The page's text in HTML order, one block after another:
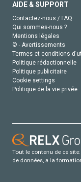
AIDE & SUPPORT
Contactez-nous / FAQ
Qui sommes-nous ?
Mentions légales
© - Avertissements
Termes et conditions
Politique rédactionnelle
Politique publicitaire
Cookie settings
Politique de la vie privée
Tout le contenu de ce
de données, a la